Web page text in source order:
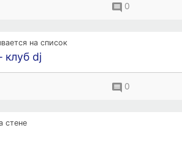
0
на список
dj
0
стене